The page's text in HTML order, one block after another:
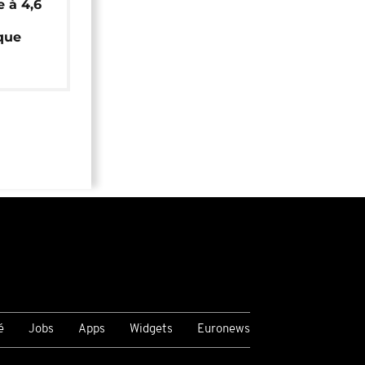
à 4,6
Jobs Apps Widgets Euronews